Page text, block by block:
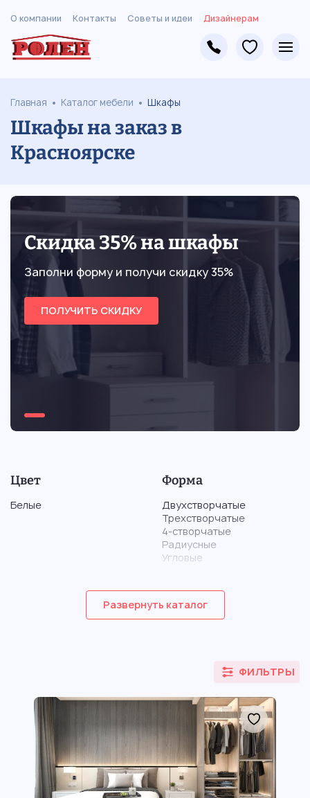
О компании Контакты Советы и идеи Дизайнерам
Главная Каталог мебели Шкафы
Шкафы на заказ в
Красноярске
Скидка 35% на шкафы
Заполни форму и получи скидку 35%
ПОЛУЧИТЬ СКИДКУ
Цвет
Белые
Форма
Двухстворчатые
Трехстворчатые
4-створчатые
Радиусные
Угловые
Корпусные
Развернуть каталог
ФИЛЬТРЫ